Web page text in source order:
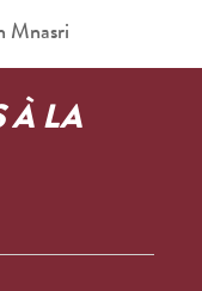
Mnasri
À LA